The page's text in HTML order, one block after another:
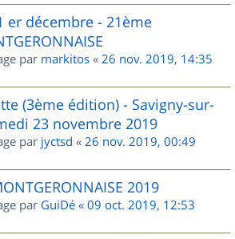
er décembre - 21ème
par markitos « 26 nov. 2019, 14:35
(3ème édition) - Savigny-sur-
23 novembre 2019
par jyctsd « 26 nov. 2019, 00:49
2019
par GuiDé « 09 oct. 2019, 12:53